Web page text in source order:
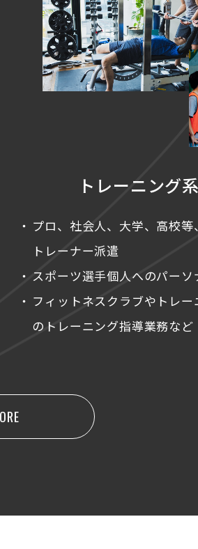
トレーニング系
プロ、社会人、大学、高校
トレーナー派遣
スポーツ選手個人へのパー
フィットネスクラブやトレ
のトレーニング指導業務など